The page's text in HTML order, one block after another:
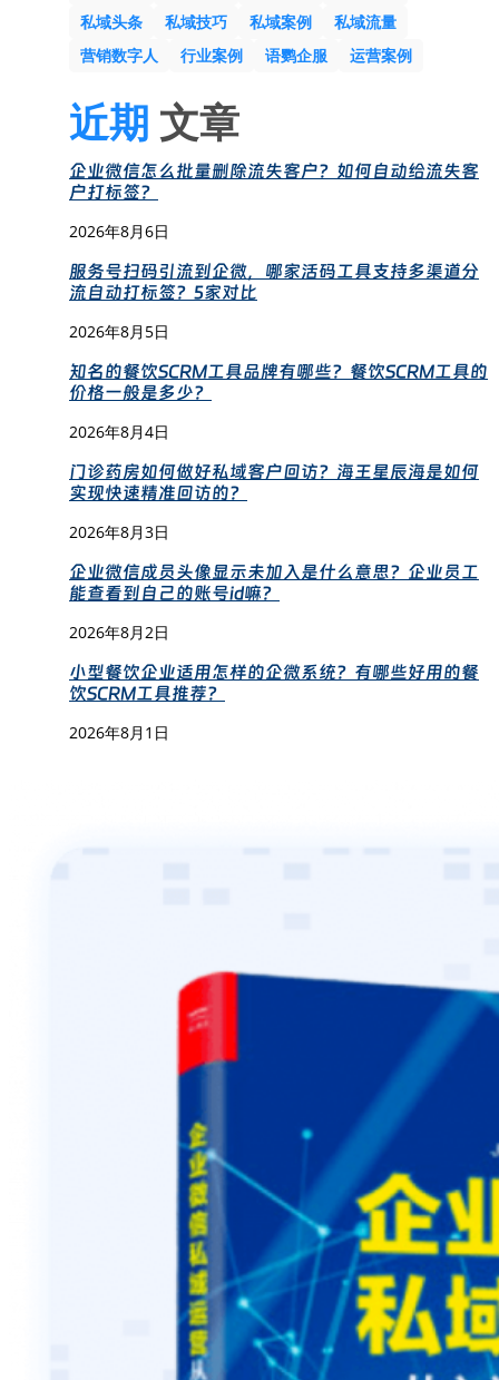
私域头条
私域技巧 私域案例
私域流量
营销数字人
行业案例 语鹦企服 运营案例
近期 文章
企业微信怎么批量删除流失客户？如何自动给流失客
户打标签？
2026年8月6日
服务号扫码引流到企微，哪家活码工具支持多渠道分
流自动打标签？5家对比
2026年8月5日
知名的餐饮SCRM工具品牌有哪些？餐饮SCRM工具的
价格一般是多少？
2026年8月4日
门诊药房如何做好私域客户回访？海王星辰海是如何
实现快速精准回访的？
2026年8月3日
企业微信成员头像显示未加入是什么意思？企业员工
能查看到自己的账号id嘛？
2026年8月2日
小型餐饮企业适用怎样的企微系统？有哪些好用的餐
饮SCRM工具推荐？
2026年8月1日